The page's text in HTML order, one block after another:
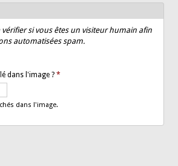
si vous êtes un visiteur humain afin
automatisées spam.
dans l'image ?*
dans l'image.